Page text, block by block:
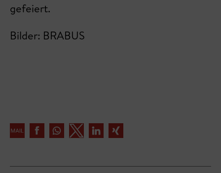
gefeiert.
Bilder: BRABUS